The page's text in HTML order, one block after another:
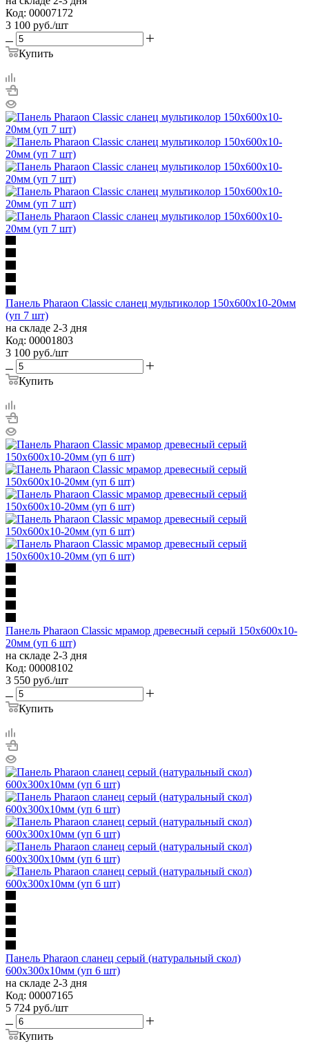
Код: 00007172
3 100 руб./шт
Купить
Панель Pharaon Classic сланец мультиколор 150х600х10-20мм
(уп 7 шт)
на складе 2-3 дня
Код: 00001803
3 100 руб./шт
Купить
Панель Pharaon Classic мрамор древесный серый 150х600х10-
20мм (уп 6 шт)
на складе 2-3 дня
Код: 00008102
3 550 руб./шт
Купить
Панель Pharaon сланец серый (натуральный скол)
600х300х10мм (уп 6 шт)
на складе 2-3 дня
Код: 00007165
5 724 руб./шт
Купить